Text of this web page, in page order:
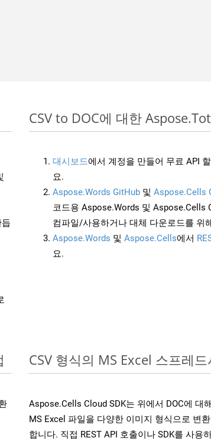
CSV to DOC에 대한
대시보드에서 계정을 만들어 무료 API
요.
Aspose.Words GitHub 및 Aspose.Cells
코드용 Aspose.Words 및 Aspose.Cells
컴파일/사용하거나 대체 다운로드를 위
Aspose.Words 및 Aspose.Cells에서
요.
CSV 형식의 MS Excel 스프레
Aspose.Cells Cloud SDK는 위에서 DOC에 대
MS Excel 파일을 다양한 이미지 형식으로 변
합니다. 직접 REST API 호출이나 SDK를 사용